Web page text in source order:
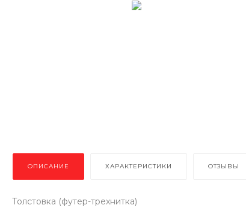
ОПИСАНИЕ ХАРАКТЕРИСТИКИ ОТЗЫВЫ
Толстовка (футер-трехнитка)